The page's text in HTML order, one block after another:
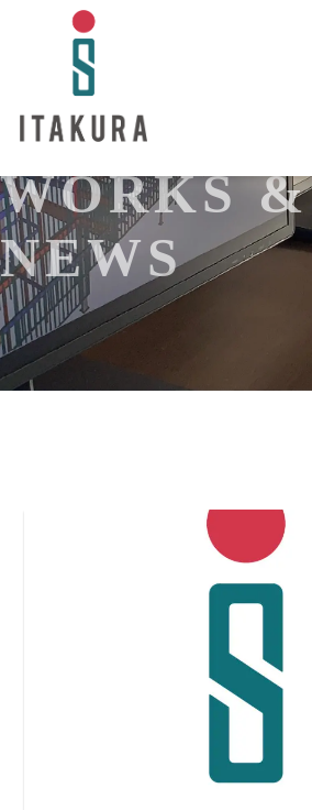
業務内容
SERVICE
施工事例
WORKS
会社概要
WORKS &
NEWS